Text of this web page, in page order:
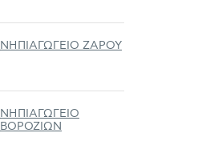
ΝΗΠΙΑΓΩΓΕΙΟ ΖΑΡΟΥ
ΝΗΠΙΑΓΩΓΕΙΟ
ΒΟΡΟΖΙΩΝ